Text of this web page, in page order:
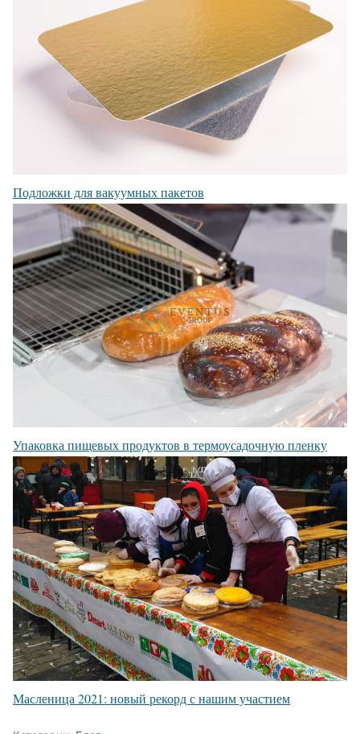
Подложки для вакуумных пакетов
Упаковка пищевых продуктов в термоусадочную пленку
Масленица 2021: новый рекорд с нашим участием